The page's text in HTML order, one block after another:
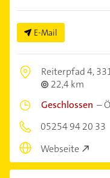
E-Mail
Reiterpfad 4,
22,4 km
Geschlossen –
05254 94 20 33
Webseite